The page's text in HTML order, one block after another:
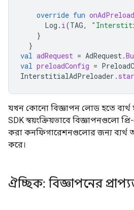
override fun
Log . i(TAG,
}
}
val adRequest = AdRequest.
val preloadConfig =
InterstitialAdPreloader .
যখন কোনো বিজ্ঞাপন লোড হতে
SDKস্বয়ংক্রিয়ভাবে বিজ্ঞাপনগুলো
করা কনফিগারেশনগুলোর জন্য ব্যর্থ
করে।
ঐচ্ছিক: বিজ্ঞাপনের